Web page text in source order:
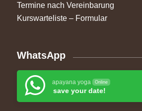
Termine nach Vereinbarung
Kurswarteliste – Formular
WhatsApp
apayana yoga Online
save your date!